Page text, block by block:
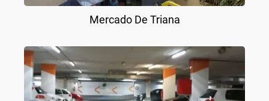
Mercado De Triana